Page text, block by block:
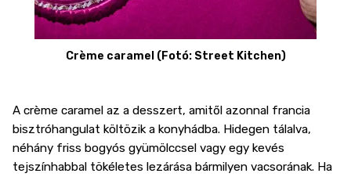
Crème caramel (Fotó: Street Kitchen)
A crème caramel az a desszert, amitől azonnal francia
bisztróhangulat költözik a konyhádba. Hidegen tálalva,
néhány friss bogyós gyümölccsel vagy egy kevés
tejszínhabbal tökéletes lezárása bármilyen vacsorának. Ha